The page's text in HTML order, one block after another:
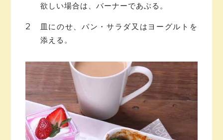
欲しい場合は、バーナーであぶる。
皿にのせ、パン・サラダ又はヨーグルトを
添える。